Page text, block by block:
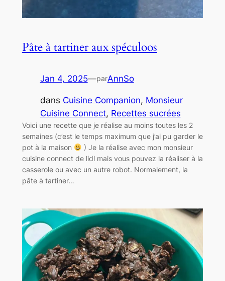
Pâte à tartiner aux spéculoos
Jan 4, 2025—parAnnSo
dans Cuisine Companion, Monsieur
Cuisine Connect, Recettes sucrées
Voici une recette que je réalise au moins toutes les 2
semaines (c’est le temps maximum que j’ai pu garder le
pot à la maison
) Je la réalise avec mon monsieur
cuisine connect de lidl mais vous pouvez la réaliser à la
casserole ou avec un autre robot. Normalement, la
pâte à tartiner…